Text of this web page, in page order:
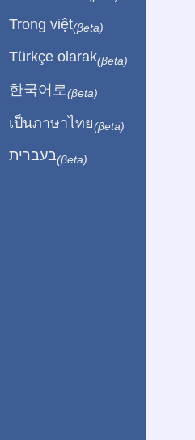
Trong việt(βeta)
Türkçe olarak(βeta)
한국어로 (βeta)
เป็นภาษาไทย(βeta)
בעברית(βeta)